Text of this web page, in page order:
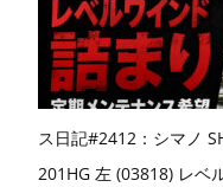
ス日記#2412：シマノ
201HG 左 (03818) レベ